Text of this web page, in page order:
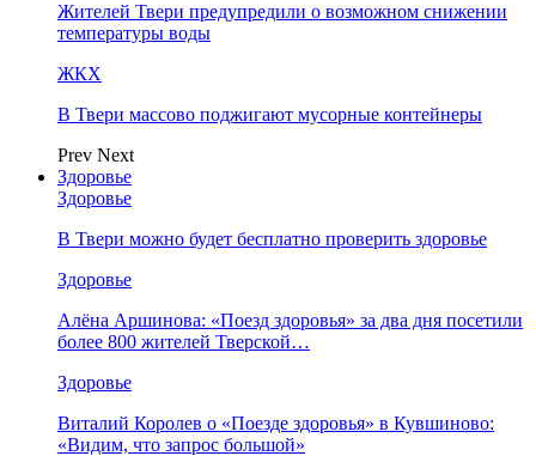
Жителей Твери предупредили о возможном снижении
температуры воды
ЖКХ
В Твери массово поджигают мусорные контейнеры
Prev Next
Здоровье
Здоровье
В Твери можно будет бесплатно проверить здоровье
Здоровье
Алёна Аршинова: «Поезд здоровья» за два дня посетили
более 800 жителей Тверской…
Здоровье
Виталий Королев о «Поезде здоровья» в Кувшиново:
«Видим, что запрос большой»